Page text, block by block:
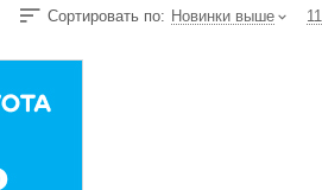
Сортировать по: Новинки выше 11